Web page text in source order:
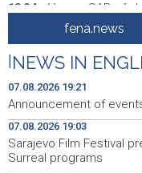
18:34
Vance: SAD
nafte kroz Hormuški
18:21
Iranski šef
zatvoren dok SAD ne
18:09
Iran 'vrlo blizu'
18:05
Koncertom
manifestacija 'Dani
fena.news
NEWS IN
07.08.2026 19:21
Announcement of
07.08.2026 19:03
Sarajevo Film Festival
Surreal programs